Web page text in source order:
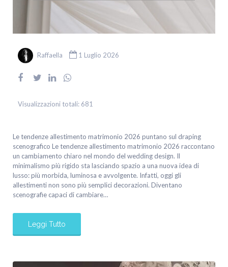
Raffaella 1 Luglio 2026
Visualizzazioni totali: 681
Le tendenze allestimento matrimonio 2026 puntano sul draping
scenografico Le tendenze allestimento matrimonio 2026 raccontano
un cambiamento chiaro nel mondo del wedding design. Il
minimalismo più rigido sta lasciando spazio a una nuova idea di
lusso: più morbida, luminosa e avvolgente. Infatti, oggi gli
allestimenti non sono più semplici decorazioni. Diventano
scenografie capaci di cambiare…
Leggi Tutto